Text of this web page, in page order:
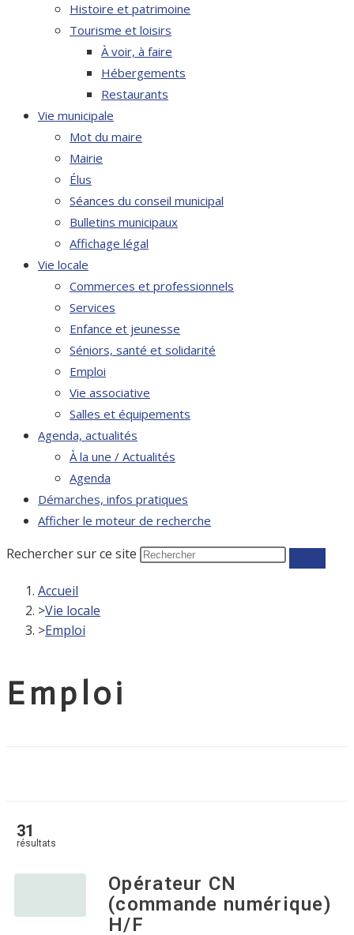
Histoire et patrimoine
Tourisme et loisirs
À voir, à faire
Hébergements
Restaurants
Vie municipale
Mot du maire
Mairie
Élus
Séances du conseil municipal
Bulletins municipaux
Affichage légal
Vie locale
Commerces et professionnels
Services
Enfance et jeunesse
Séniors, santé et solidarité
Emploi
Vie associative
Salles et équipements
Agenda, actualités
À la une / Actualités
Agenda
Démarches, infos pratiques
Afficher le moteur de recherche
Rechercher sur ce site
Accueil
>Vie locale
>Emploi
Emploi
31
résultats
Opérateur CN
(commande numérique)
H/F